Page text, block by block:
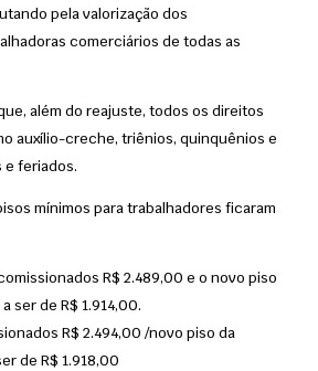
pela valorização dos
comerciários de todas as
além do reajuste, todos os direitos
auxílio-creche, triênios, quinquênios e
e feriados.
mínimos para trabalhadores ficaram
R$ 2.489,00 e o novo piso
ser de R$ 1.914,00.
R$ 2.494,00 /novo piso da
de R$ 1.918,00